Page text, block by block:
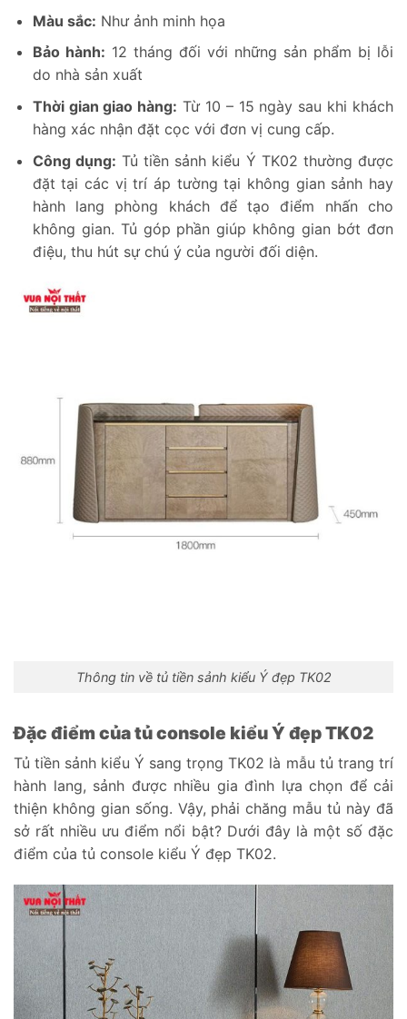
Màu sắc: Như ảnh minh họa
Bảo hành: 12 tháng đối với những sản phẩm bị lỗi
do nhà sản xuất
Thời gian giao hàng: Từ 10 – 15 ngày sau khi khách
hàng xác nhận đặt cọc với đơn vị cung cấp.
Công dụng: Tủ tiền sảnh kiểu Ý TK02 thường được
đặt tại các vị trí áp tường tại không gian sảnh hay
hành lang phòng khách để tạo điểm nhấn cho
không gian. Tủ góp phần giúp không gian bớt đơn
điệu, thu hút sự chú ý của người đối diện.
Thông tin về tủ tiền sảnh kiểu Ý đẹp TK02
Đặc điểm của tủ console kiểu Ý đẹp TK02
Tủ tiền sảnh kiểu Ý sang trọng TK02 là mẫu tủ trang trí
hành lang, sảnh được nhiều gia đình lựa chọn để cải
thiện không gian sống. Vậy, phải chăng mẫu tủ này đã
sở rất nhiều ưu điểm nổi bật? Dưới đây là một số đặc
điểm của tủ console kiểu Ý đẹp TK02.